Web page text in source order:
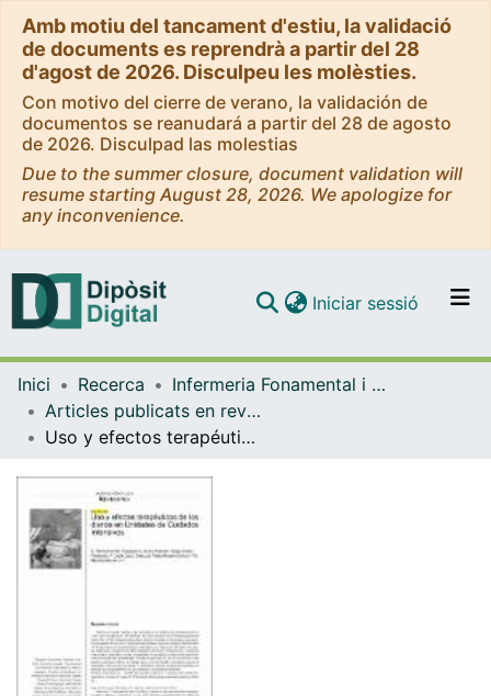
Amb motiu del tancament d'estiu, la validació
de documents es reprendrà a partir del 28
d'agost de 2026. Disculpeu les molèsties.
Con motivo del cierre de verano, la validación de
documentos se reanudará a partir del 28 de agosto
de 2026. Disculpad las molestias
Due to the summer closure, document validation will
resume starting August 28, 2026. We apologize for
any inconvenience.
Navega per tot el DD
Com publicar
Iniciar sessió (current)
Inici Recerca
Infermeria Fonamental i Clínica
Articles publicats en revistes (Infermeria Fonamental i Clínica)
Uso y efectos terapéuticos de los diarios en unidades de cuidados intensivos